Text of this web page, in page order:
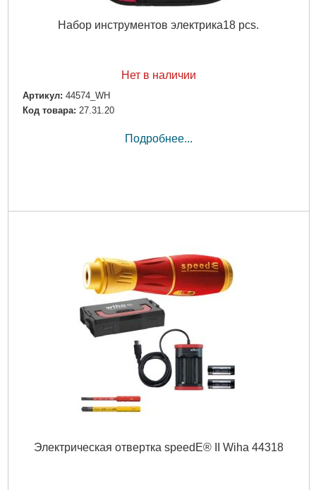
Набор инструментов электрика18 pcs.
Нет в наличии
Артикул: 44574_WH
Код товара: 27.31.20
Подробнее...
Электрическая отвертка speedE® II Wiha 44318